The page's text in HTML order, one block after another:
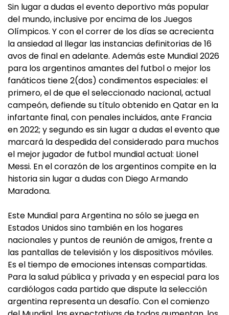
Sin lugar a dudas el evento deportivo más popular
del mundo, inclusive por encima de los Juegos
Olímpicos. Y con el correr de los días se acrecienta
la ansiedad al llegar las instancias definitorias de 16
avos de final en adelante. Además este Mundial 2026
para los argentinos amantes del futbol o mejor los
fanáticos tiene 2(dos) condimentos especiales: el
primero, el de que el seleccionado nacional, actual
campeón, defiende su título obtenido en Qatar en la
infartante final, con penales incluidos, ante Francia
en 2022; y segundo es sin lugar a dudas el evento que
marcará la despedida del considerado para muchos
el mejor jugador de futbol mundial actual: Lionel
Messi. En el corazón de los argentinos compite en la
historia sin lugar a dudas con Diego Armando
Maradona.
Este Mundial para Argentina no sólo se juega en
Estados Unidos sino también en los hogares
nacionales y puntos de reunión de amigos, frente a
las pantallas de televisión y los dispositivos móviles.
Es el tiempo de emociones intensas compartidas.
Para la salud pública y privada y en especial para los
cardiólogos cada partido que dispute la selección
argentina representa un desafío. Con el comienzo